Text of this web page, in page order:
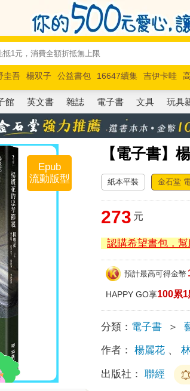
圭吾 楊双子 公益書包 16647續集 吉伊卡哇
路邊攤新作 馬斯克 玩具總動員5 超慢跑
館 英文書 雜誌 電子書 文具 玩具
【電子書】
Epub
流動版型
紙本平裝 金石堂
273 元
認購希望書包，
預計最高可得金幣
HAPPY GO享100累
分類： 電子書 ＞
作者： 楊麗花 、
出版社： 聯經